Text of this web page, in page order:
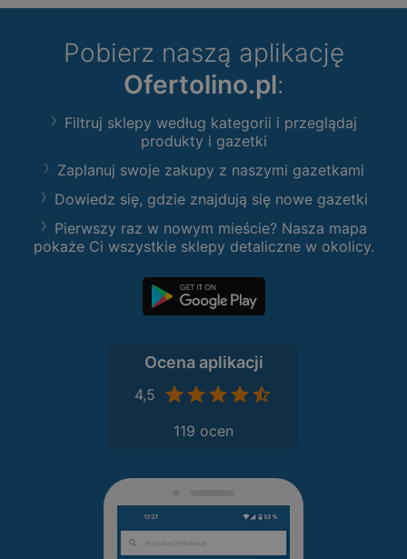
Pobierz naszą aplikację
Ofertolino.pl:
Filtruj sklepy według kategorii i przeglądaj
produkty i gazetki
Zaplanuj swoje zakupy z naszymi gazetkami
Dowiedz się, gdzie znajdują się nowe gazetki
Pierwszy raz w nowym mieście? Nasza mapa
pokaże Ci wszystkie sklepy detaliczne w okolicy.
Ocena aplikacji
4,5
119 ocen